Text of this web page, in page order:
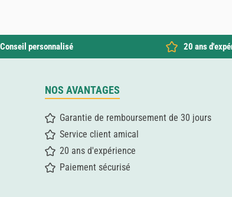
Conseil personnalisé 20 ans
NOS AVANTAGES
Garantie de remboursement de 30 jours
Service client amical
20 ans d'expérience
Paiement sécurisé